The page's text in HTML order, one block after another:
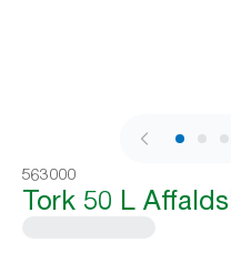
563000
Tork 50 L